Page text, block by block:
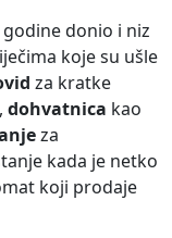
donio i niz
koje su ušle
za kratke
dohvatnica kao
za
kada je netko
koji prodaje